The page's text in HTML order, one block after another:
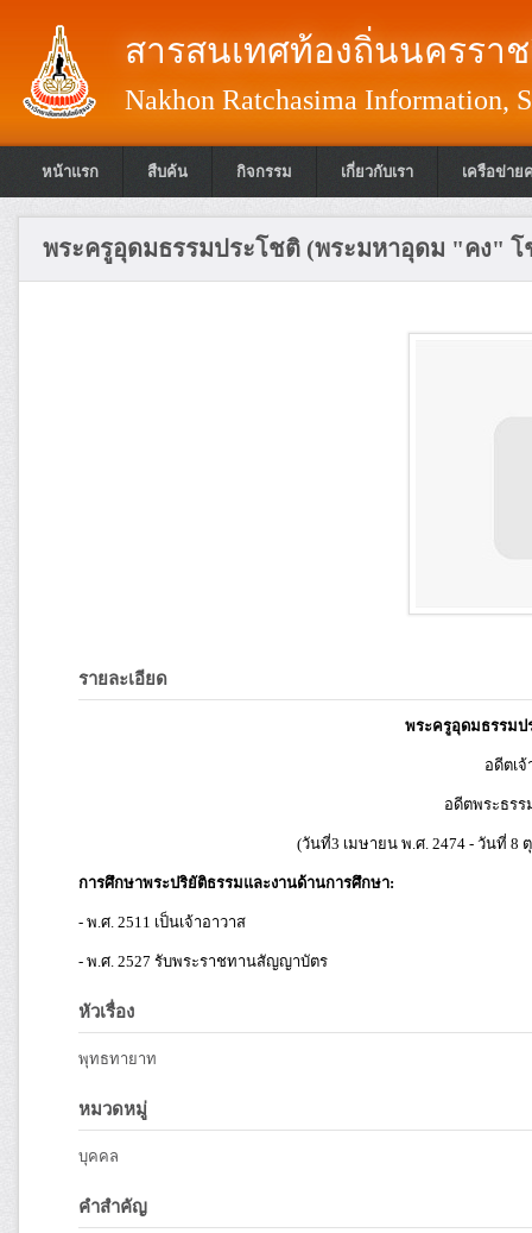
สารสนเทศท้องถิ่นนครรา
Nakhon Ratchasima Information,
หน้าแรก สืบค้น กิจกรรม เกี่ยวกับเรา เครือข่าย
พระครูอุดมธรรมประโชติ (พระมหาอุดม "คง"
รายละเอียด
พระครูอุดมธรรม
อดีตเ
อดีตพระธร
(วันที่3 เมษายน พ.ศ. 2474 - วันที่ 8
การศึกษาพระปริยัติธรรมและงานด้านการศึกษา:
- พ.ศ. 2511 เป็นเจ้าอาวาส
- พ.ศ. 2527 รับพระราชทานสัญญาบัตร
หัวเรื่อง
พุทธทายาท
หมวดหมู่
บุคคล
คำสำคัญ